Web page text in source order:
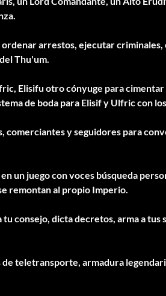
ordenar arrestos, ejecutar
Thu'um.
Elisifu otro cónyuge para
de boda para Elisif y Ulfriccon
comerciantes y seguidores para
un juego con voces búsqueda
remontan al propio Imperio.
tu consejo, dicta decretos, arma a tus
de teletransporte, armadura